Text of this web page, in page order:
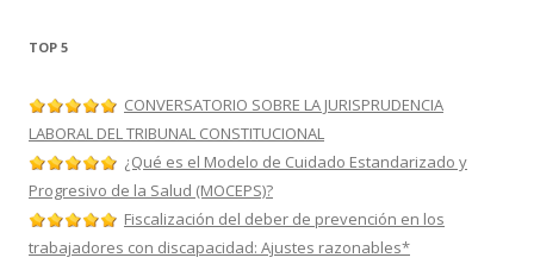
TOP 5
CONVERSATORIO SOBRE LA JURISPRUDENCIA
LABORAL DEL TRIBUNAL CONSTITUCIONAL
¿Qué es el Modelo de Cuidado Estandarizado y
Progresivo de la Salud (MOCEPS)?
Fiscalización del deber de prevención en los
trabajadores con discapacidad: Ajustes razonables*